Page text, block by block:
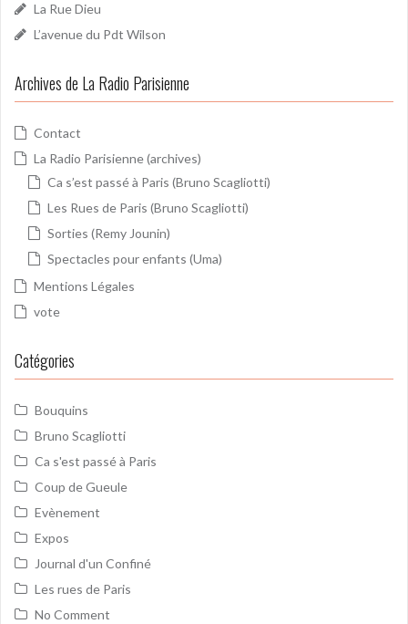
La Rue Dieu
L’avenue du Pdt Wilson
Archives de La Radio Parisienne
Contact
La Radio Parisienne (archives)
Ca s’est passé à Paris (Bruno Scagliotti)
Les Rues de Paris (Bruno Scagliotti)
Sorties (Remy Jounin)
Spectacles pour enfants (Uma)
Mentions Légales
vote
Catégories
Bouquins
Bruno Scagliotti
Ca s'est passé à Paris
Coup de Gueule
Evènement
Expos
Journal d'un Confiné
Les rues de Paris
No Comment